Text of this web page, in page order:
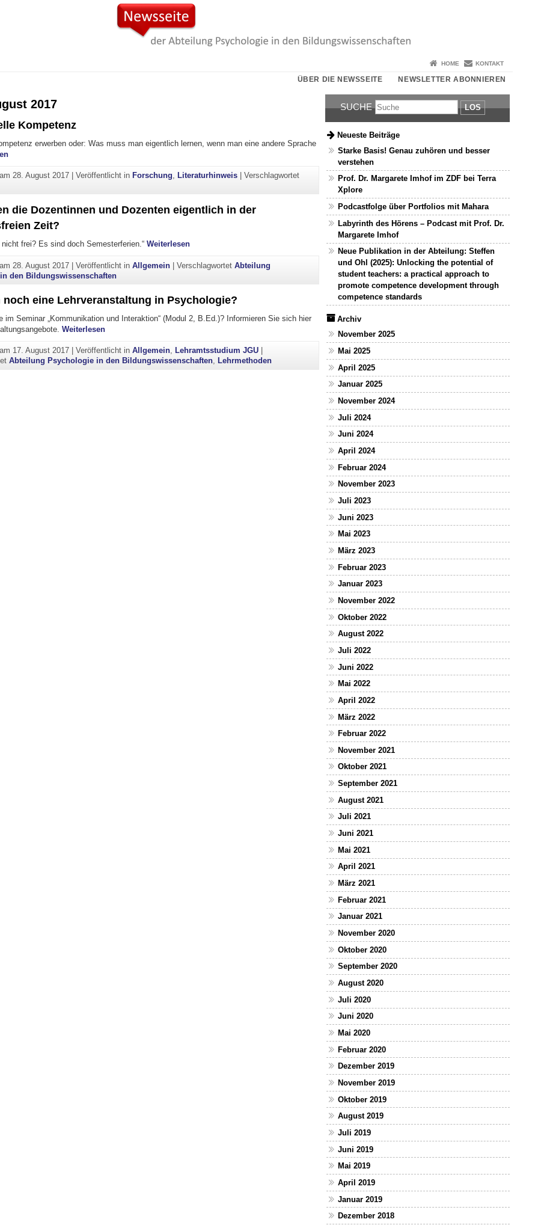
HOME KONTAKT
ÜBER DIE NEWSSEITE NEWSLETTER ABONNIEREN
2017
Kompetenz
erwerben oder: Was muss man eigentlich lernen, wenn man eine andere Sprache
"Interkulturelle Kompetenz"
28. August 2017 |Veröffentlicht in Forschung, Literaturhinweis |Verschlagwortet
die Dozentinnen und Dozenten eigentlich in der
Zeit?
frei? Es sind doch Semesterferien.“ Weiterlesen"Was machen die Dozentinnen und Dozenten eigentlich in der vorlesungsfreien Zeit?"
28. August 2017 |Veröffentlicht inAllgemein |VerschlagwortetAbteilung
den Bildungswissenschaften
noch eine Lehrveranstaltung in Psychologie?
im Seminar „Kommunikation und Interaktion“ (Modul 2, B.Ed.)? Informieren Sie sich hier
Weiterlesen"Sie suchen noch eine Lehrveranstaltung in Psychologie?"
17. August 2017 |Veröffentlicht inAllgemein, Lehramtsstudium JGU
Abteilung Psychologie in den Bildungswissenschaften, Lehrmethoden
SUCHE LOS
Neueste Beiträge
Starke Basis! Genau zuhören und besser
verstehen
Prof. Dr. Margarete Imhof im ZDF bei Terra
Xplore
Podcastfolge über Portfolios mit Mahara
Labyrinth des Hörens – Podcast mit Prof. Dr.
Margarete Imhof
Neue Publikation in der Abteilung: Steffen
und Ohl (2025): Unlocking the potential of
student teachers: a practical approach to
promote competence development through
competence standards
Archiv
November 2025
Mai 2025
April 2025
Januar 2025
November 2024
Juli 2024
Juni 2024
April 2024
Februar 2024
November 2023
Juli 2023
Juni 2023
Mai 2023
März 2023
Februar 2023
Januar 2023
November 2022
Oktober 2022
August 2022
Juli 2022
Juni 2022
Mai 2022
April 2022
März 2022
Februar 2022
November 2021
Oktober 2021
September 2021
August 2021
Juli 2021
Juni 2021
Mai 2021
April 2021
März 2021
Februar 2021
Januar 2021
November 2020
Oktober 2020
September 2020
August 2020
Juli 2020
Juni 2020
Mai 2020
Februar 2020
Dezember 2019
November 2019
Oktober 2019
August 2019
Juli 2019
Juni 2019
Mai 2019
April 2019
Januar 2019
Dezember 2018